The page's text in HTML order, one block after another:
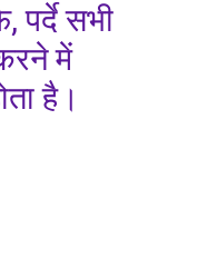
पर्दे सभी
में
है।